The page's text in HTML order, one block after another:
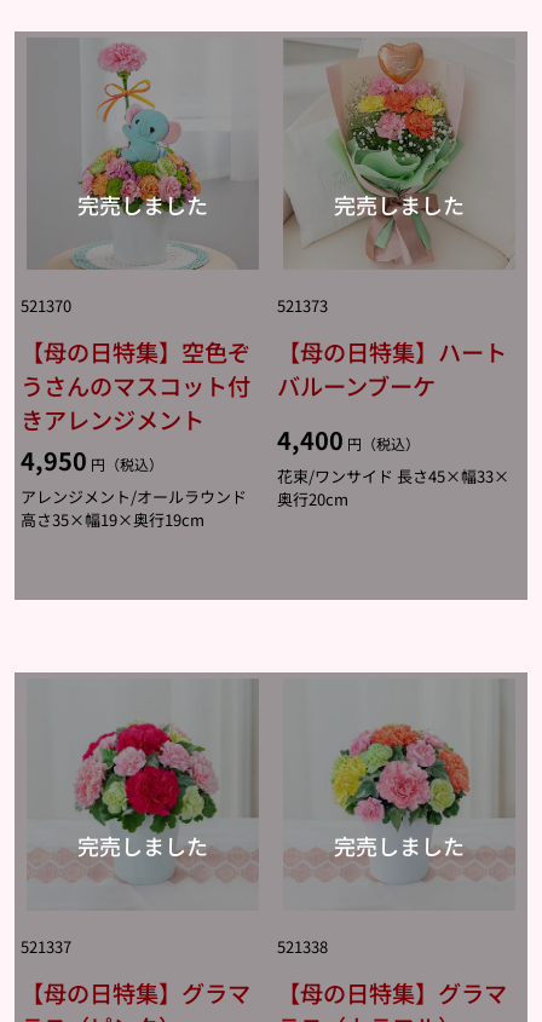
521370
【母の日特集】空色ぞ
うさんのマスコット付
きアレンジメント
4,950 円（税込）
アレンジメント/オールラウンド
高さ35×幅19×奥行19cm
521373
【母の日特集】ハート
バルーンブーケ
4,400 円（税込）
花束/ワンサイド 長さ45×幅33×
奥行20cm
521337
【母の日特集】グラマ
521338
【母の日特集】グラマ